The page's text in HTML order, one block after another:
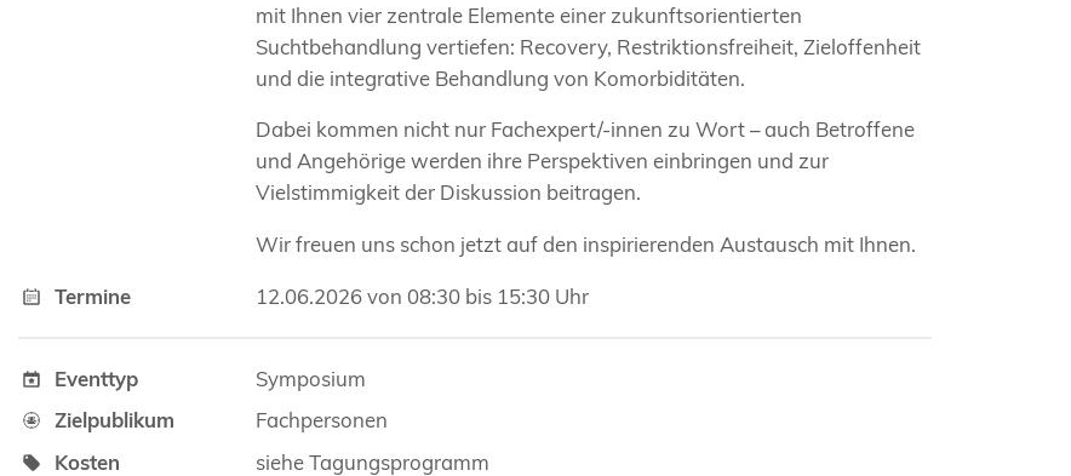
mit Ihnen vier zentrale Elemente einer zukunftsorientierten
Suchtbehandlung vertiefen: Recovery, Restriktionsfreiheit, Zieloffenheit
und die integrative Behandlung von Komorbiditäten.
Dabei kommen nicht nur Fachexpert/-innen zu Wort – auch Betroffene
und Angehörige werden ihre Perspektiven einbringen und zur
Vielstimmigkeit der Diskussion beitragen.
Wir freuen uns schon jetzt auf den inspirierenden Austausch mit Ihnen.
Termine 12.06.2026 von 08:30 bis 15:30 Uhr
Eventtyp
Symposium
Zielpublikum
Fachpersonen
Kosten
siehe Tagungsprogramm